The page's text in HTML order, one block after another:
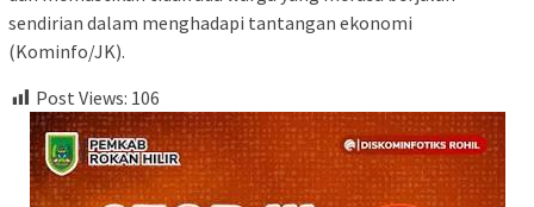
sendirian dalam menghadapi tantangan ekonomi
(Kominfo/JK).
Post Views: 106